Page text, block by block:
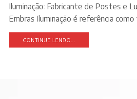
Iluminação: Fabricante de Postes e
Embras Iluminação é referência
CONTINUE LENDO...